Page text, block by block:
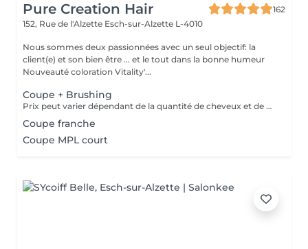
Pure Creation Hair
162
152, Rue de l'Alzette Esch-sur-Alzette L-4010
Nous sommes deux passionnées avec un seul objectif: la
client(e) et son bien être ... et le tout dans la bonne humeur
Nouveauté coloration Vitality'...
Coupe + Brushing
Prix peut varier dépendant de la quantité de cheveux et de produits traités.
Coupe franche
Coupe MPL court